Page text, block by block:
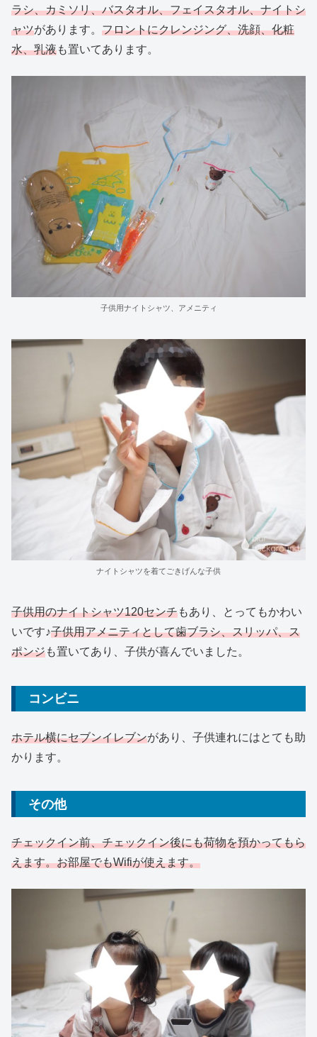
ラシ、カミソリ、バスタオル、フェイスタオル、ナイトシ
ャツがあります。 フロントにクレンジング、洗顔、化粧
水、乳液も置いてあります。
子供用ナイトシャツ、アメニティ
ナイトシャツを着てごきげんな子供
子供用のナイトシャツ120センチもあり、とってもかわい
いです♪子供用アメニティとして歯ブラシ、スリッパ、ス
ポンジも置いてあり、子供が喜んでいました。
コンビニ
ホテル横にセブンイレブンがあり、子供連れにはとても助
かります。
その他
チェックイン前、チェックイン後にも荷物を預かってもら
えます。お部屋でもWifiが使えます。